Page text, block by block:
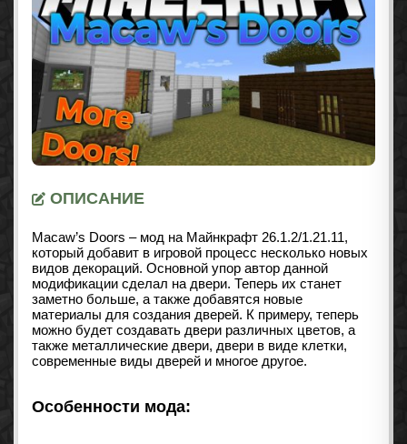
ОПИСАНИЕ
Macaw’s Doors – мод на Майнкрафт 26.1.2/1.21.11,
который добавит в игровой процесс несколько новых
видов декораций. Основной упор автор данной
модификации сделал на двери. Теперь их станет
заметно больше, а также добавятся новые
материалы для создания дверей. К примеру, теперь
можно будет создавать двери различных цветов, а
также металлические двери, двери в виде клетки,
современные виды дверей и многое другое.
Особенности мода: